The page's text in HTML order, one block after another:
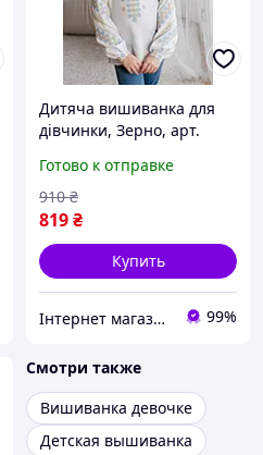
Дитяча вишиванка для
дівчинки, Зерно, арт.
Готово к отправке
819₴
910 ₴
Купить
Інтернет магазин "Вишиванка.Nет" 99%
Смотри также
Вишиванка девочке
Детская вышиванка